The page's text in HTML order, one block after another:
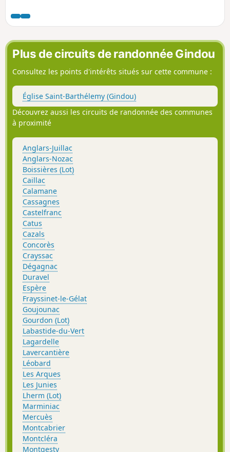
Plus de circuits de randonnée Gindou
Consultez les points d'intérêts situés sur cette commune :
Église Saint-Barthélemy (Gindou)
Découvrez aussi les circuits de randonnée des communes
à proximité
Anglars-Juillac
Anglars-Nozac
Boissières (Lot)
Caillac
Calamane
Cassagnes
Castelfranc
Catus
Cazals
Concorès
Crayssac
Dégagnac
Duravel
Espère
Frayssinet-le-Gélat
Goujounac
Gourdon (Lot)
Labastide-du-Vert
Lagardelle
Lavercantière
Léobard
Les Arques
Les Junies
Lherm (Lot)
Marminiac
Mercuès
Montcabrier
Montcléra
Montgesty